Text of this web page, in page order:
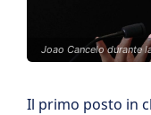
Joao Cancelo durante
Il primo posto in